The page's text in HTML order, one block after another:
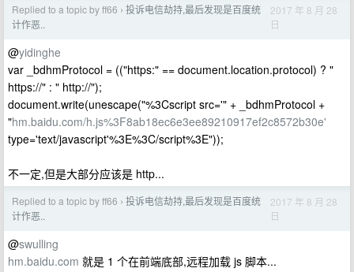
Replied to a topic by ff66 › 投诉电信劫持,最后发现是百度统
计作恶..
2017 年 8 月 28
日
@yidinghe
var _bdhmProtocol = (("https:" == document.location.protocol) ? "
https://" : " http://");
document.write(unescape("%3Cscript src='" + _bdhmProtocol +
"hm.baidu.com/h.js%3F8ab18ec6e3ee89210917ef2c8572b30e'
type='text/javascript'%3E%3C/script%3E"));
不一定,但是大部分应该是 http...
Replied to a topic by ff66 › 投诉电信劫持,最后发现是百度统
计作恶..
2017 年 8 月 28
日
@swulling
hm.baidu.com 就是 1 个在前端底部,远程加载 js 脚本...